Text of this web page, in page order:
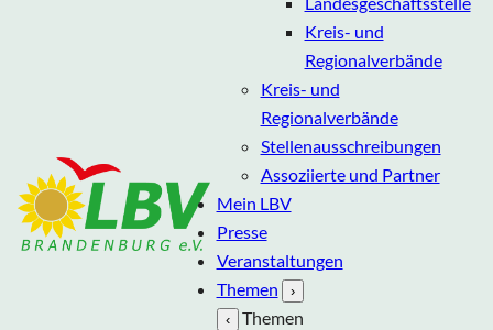
Kreis- und
Regionalverbände
Kreis- und
Regionalverbände
Stellenausschreibungen
Assoziierte und Partner
Mein LBV
Presse
Veranstaltungen
Themen
›
‹
Themen